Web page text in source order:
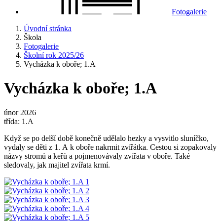
Fotogalerie
Úvodní stránka
Škola
Fotogalerie
Školní rok 2025/26
Vycházka k oboře; 1.A
Vycházka k oboře; 1.A
únor 2026
třída: 1.A
Když se po delší době konečně udělalo hezky a vysvitlo sluníčko,
vydaly se děti z 1. A k oboře nakrmit zvířátka. Cestou si zopakovaly
názvy stromů a keřů a pojmenovávaly zvířata v oboře. Také
sledovaly, jak majitel zvířata krmí.